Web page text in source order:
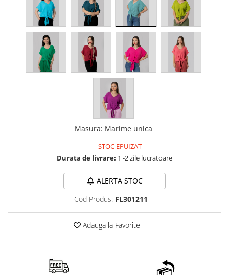
Masura: Marime unica
STOC EPUIZAT
Durata de livrare: 1 -2 zile lucratoare
ALERTA STOC
Cod Produs: FL301211
Adauga la Favorite